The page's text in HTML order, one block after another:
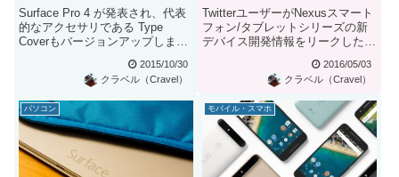
Surface Pro 4 が発表され、代表
的なアクセサリである Type
Coverもバージョンアップしまし
2015/10/30
クラベル（Cravel）
発中との噂
TwitterユーザーがNexusスマート
フォン/タブレットシリーズの新
デバイス開発情報をリークしたと
2016/05/03
クラベル（Cravel）
パソコン モバイル・スマホ